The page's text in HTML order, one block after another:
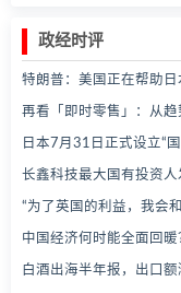
政经时评
再看「即时零售」：从
日本7月31日正式设立“
长鑫科技最大国有投资人
中国经济何时能全面回暖